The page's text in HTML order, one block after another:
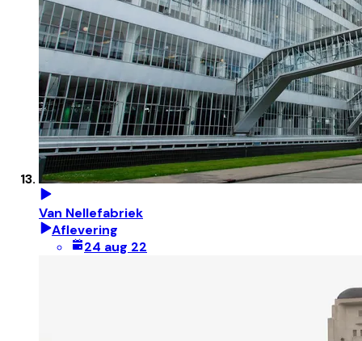
Van Nellefabriek
Aflevering
24 aug 22